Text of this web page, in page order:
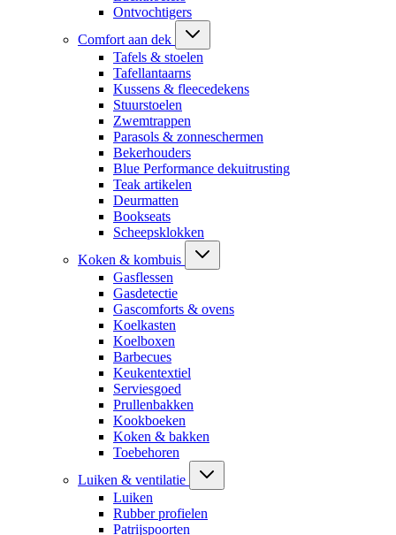
Ontvochtigers
Comfort aan dek
Tafels & stoelen
Tafellantaarns
Kussens & fleecedekens
Stuurstoelen
Zwemtrappen
Parasols & zonneschermen
Bekerhouders
Blue Performance dekuitrusting
Teak artikelen
Deurmatten
Bookseats
Scheepsklokken
Koken & kombuis
Gasflessen
Gasdetectie
Gascomforts & ovens
Koelkasten
Koelboxen
Barbecues
Keukentextiel
Serviesgoed
Prullenbakken
Kookboeken
Koken & bakken
Toebehoren
Luiken & ventilatie
Luiken
Rubber profielen
Patrijspoorten